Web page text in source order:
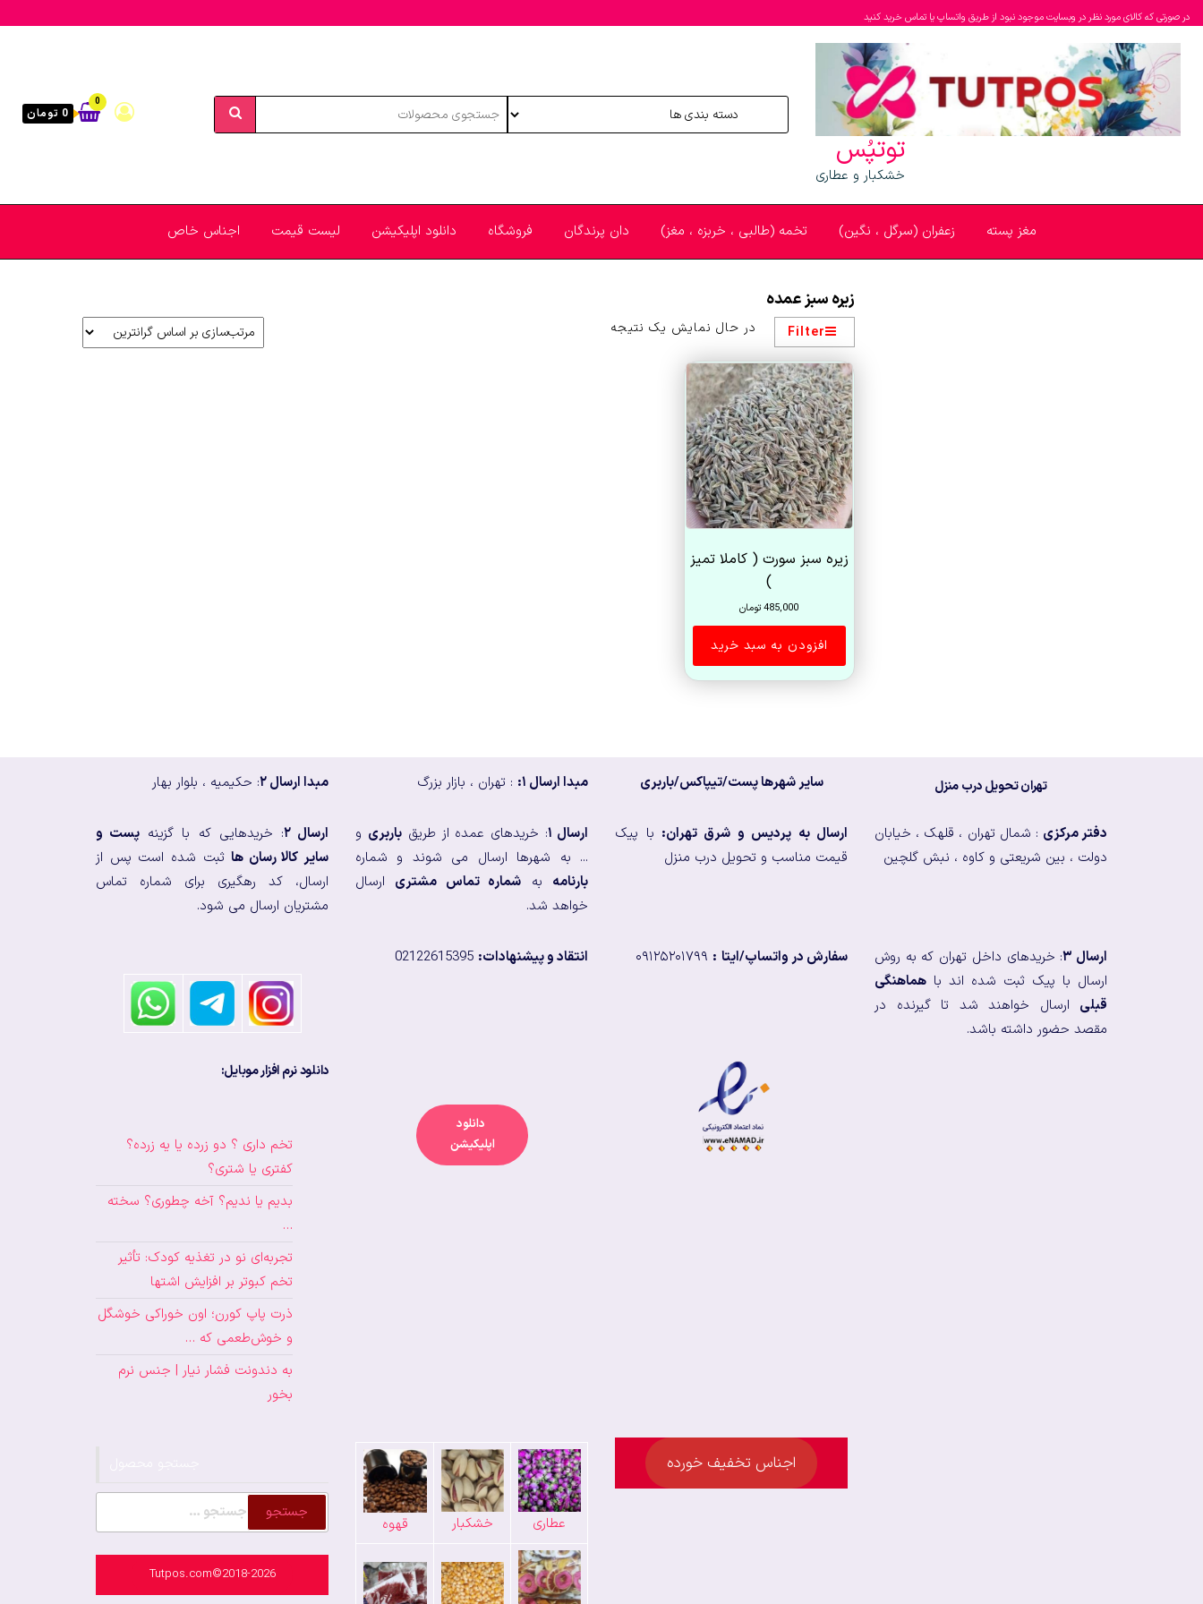
در صورتی که کالای مورد نظر در وبسایت موجود نبود از طریق واتساپ یا تماس خرید کنید
توتپُس
خشکبار و عطاری
0
0 تومان
مغز پسته زعفران (سرگل ، نگین) تخمه (طالبی ، خربزه ، مغز) دان پرندگان فروشگاه دانلود اپلیکیشن لیست قیمت اجناس خاص
زیره سبز عمده
Filter در حال نمایش یک نتیجه
زیره سبز سورت ( کاملا تمیز
)
485,000 تومان
افزودن به سبد خرید
تهران تحویل درب منزل سایر شهرها پست/تیپاکس/باربری مبدا ارسال ۱: : تهران ، بازار بزرگ مبدا ارسال ۲ : حکیمیه ، بلوار بهار
دفتر مرکزی : شمال تهران ، قلهک ، خیابان
دولت ، بین شریعتی و کاوه ، نبش گلچین
ارسال به پردیس و شرق تهران: با پیک
قیمت مناسب و تحویل درب منزل
ارسال ۱ : خریدهای عمده از طریقباربری و
... به شهرها ارسال می شوند و شماره
بارنامه به شماره تماس مشتری ارسال
خواهد شد.
ارسال ۲ : خریدهایی که با گزینه پست و
سایر کالا رسان هاثبت شده است پس از
ارسال، کد رهگیری برای شماره تماس
مشتریان ارسال می شود.
ارسال ۳
: خریدهای داخل تهران که به روش
ارسال با پیک ثبت شده اند با هماهنگی
قبلی ارسال خواهند شد تا گیرنده در
مقصد حضور داشته باشد.
سفارش در واتساپ/ایتا : انتقاد و پیشنهادات:
دانلود نرم افزار موبایل:
دانلود
اپلیکیشن
تخم داری ؟ دو زرده یا یه زرده؟
کفتری یا شتری؟
بدیم یا ندیم؟ آخه چطوری؟ سخته
…
تجربه‌ای نو در تغذیه کودک: تأثیر
تخم کبوتر بر افزایش اشتها
ذرت پاپ کورن؛ اون خوراکی خوشگل
و خوش‌طعمی که …
به دندونت فشار نیار | جنس نرم
بخور
اجناس تخفیف خورده
عطاری خشکبار قهوه
جستجو
برای:
Tutpos.com©2018-2026